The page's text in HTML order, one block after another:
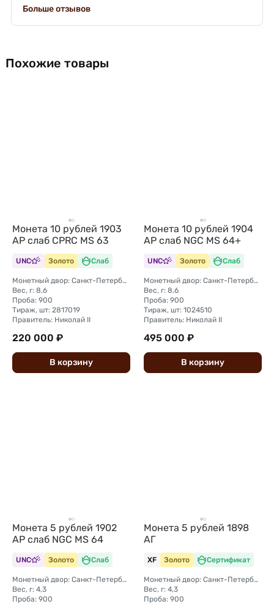
Больше отзывов
Похожие товары
Монета 10 рублей 1903
АР слаб CPRC MS 63
UNC Золото Слаб
Монетный двор: Санкт-Петербургский монетный двор
Вес, г: 8,6
Проба: 900
Тираж, шт: 2817019
Правитель: Николай II
220 000 ₽
В корзину
Монета 10 рублей 1904
АР слаб NGC MS 64+
UNC Золото Слаб
Монетный двор: Санкт-Петербургский монетный двор
Вес, г: 8,6
Проба: 900
Тираж, шт: 1024510
Правитель: Николай II
495 000 ₽
В корзину
Монета 5 рублей 1902
АР слаб NGC MS 64
UNC Золото Слаб
Монетный двор: Санкт-Петербургский монетный двор
Вес, г: 4,3
Проба: 900
Монета 5 рублей 1898
АГ
XF Золото Сертификат
Монетный двор: Санкт-Петербургский монетный двор
Вес, г: 4,3
Проба: 900